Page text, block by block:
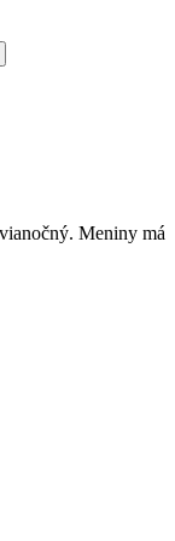
Meniny má